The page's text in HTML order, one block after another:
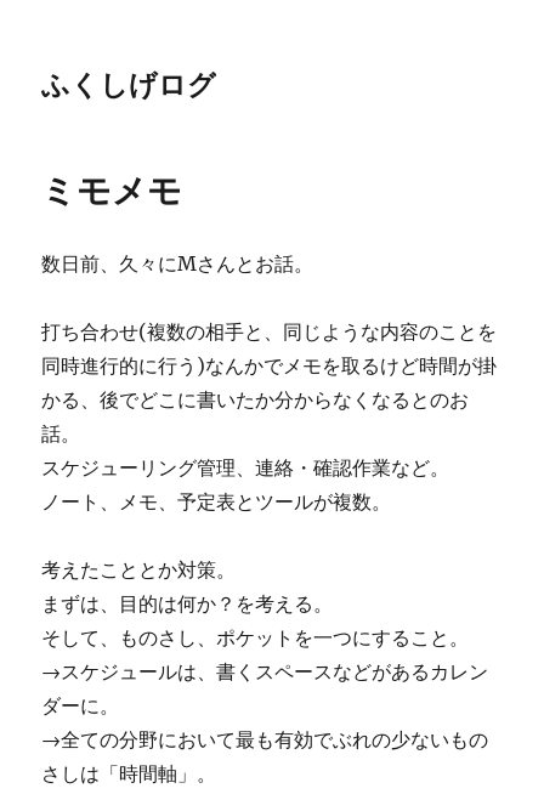
ふくしげログ
ミモメモ
数日前、久々にMさんとお話。
打ち合わせ(複数の相手と、同じような内容のことを
同時進行的に行う)なんかでメモを取るけど時間が掛
かる、後でどこに書いたか分からなくなるとのお
話。
スケジューリング管理、連絡・確認作業など。
ノート、メモ、予定表とツールが複数。
考えたこととか対策。
まずは、目的は何か？を考える。
そして、ものさし、ポケットを一つにすること。
→スケジュールは、書くスペースなどがあるカレン
ダーに。
→全ての分野において最も有効でぶれの少ないもの
さしは「時間軸」。